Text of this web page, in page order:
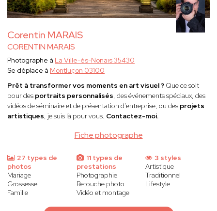
Corentin MARAIS
CORENTIN MARAIS
Fiche photographe
Photographe à La Ville-és-Nonais 35430
Se déplace à Montluçon 03100
Prêt à transformer vos moments en art visuel ? Que ce soit
pour des portraits personnalisés, des événements spéciaux, des
vidéos de séminaire et de présentation d’entreprise, ou des projets
artistiques, je suis là pour vous. Contactez-moi.
27 types de
photos
Mariage
Grossesse
Famille
11 types de
prestations
Photographie
Retouche photo
Vidéo et montage
3 styles
Artistique
Traditionnel
Lifestyle